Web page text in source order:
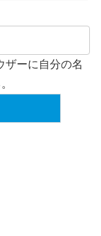
ザーに自分の名